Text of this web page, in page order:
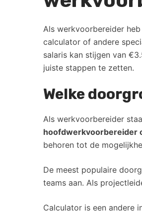
Als werkvoorbereider
calculator of andere
salaris kan stijgen van
juiste stappen te zetten.
Welke
Als werkvoorbereider
hoofdwerkvoorbereider
behoren tot de
De meest populaire
teams aan. Als
Calculator is een andere